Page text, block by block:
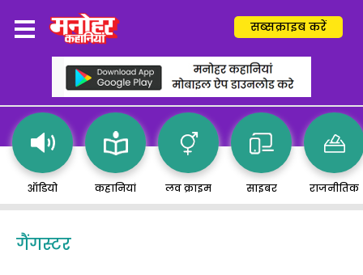
सब्सक्राइब करें
ऑडियो कहानियां लव क्राइम साइबर राजनीतिक
गैंगस्टर